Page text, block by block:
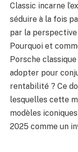
Classic incarne
séduire à la fois
par la perspective
Pourquoi et
Porsche
adopter pour
rentabilité ? Ce
lesquelles cette
modèles
2025 comme un